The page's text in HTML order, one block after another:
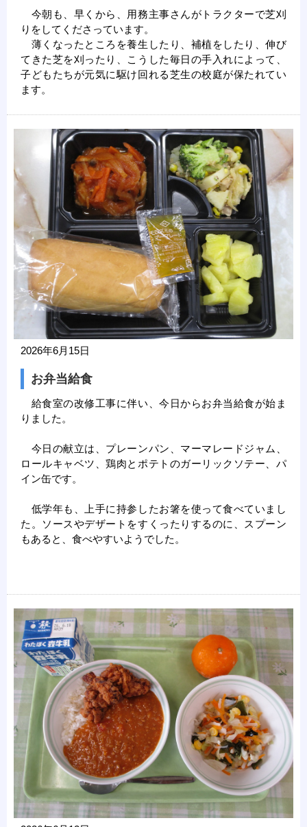
今朝も、早くから、用務主事さんがトラクターで芝刈
りをしてくださっています。
薄くなったところを養生したり、補植をしたり、伸び
てきた芝を刈ったり、こうした毎日の手入れによって、
子どもたちが元気に駆け回れる芝生の校庭が保たれてい
ます。
2026年6月15日
お弁当給食
給食室の改修工事に伴い、今日からお弁当給食が始ま
りました。
今日の献立は、プレーンパン、マーマレードジャム、
ロールキャベツ、鶏肉とポテトのガーリックソテー、パ
イン缶です。
低学年も、上手に持参したお箸を使って食べていまし
た。ソースやデザートをすくったりするのに、スプーン
もあると、食べやすいようでした。